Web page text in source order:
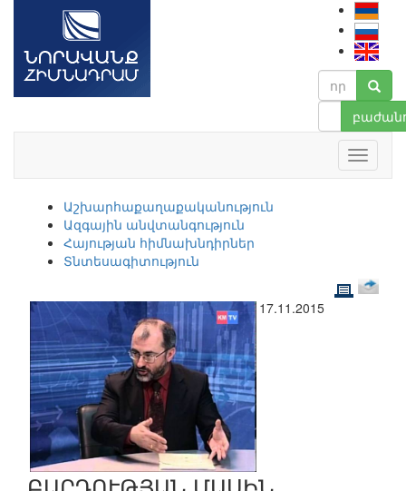
Աշխարհաքաղաքականություն
Ազգային անվտանգություն
Հայության հիմնախնդիրներ
Տնտեսագիտություն
17.11.2015